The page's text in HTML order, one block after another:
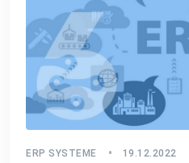
ERP SYSTEME 19.12.2022